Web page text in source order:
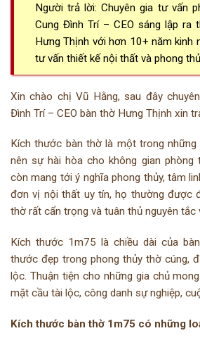
Người trả lời: Chuyên gia tư vấn
Cung Đình Trí – CEO sáng lập ra
Hưng Thịnh với hơn 10+ năm kinh
tư vấn thiết kế nội thất và phong
Xin chào chị Vũ Hằng, sau đây
Đình Trí – CEO bàn thờ Hưng Thịnh xin
Kích thước bàn thờ là một trong
nên sự hài hòa cho không gian phòng
còn mang tới ý nghĩa phong thủy, tâm
đơn vị nội thất uy tín, họ thường được
thờ rất cẩn trọng và tuân thủ nguyên tắc
Kích thước 1m75 là chiều dài của
thước đẹp trong phong thủy thờ cúng,
lộc. Thuận tiện cho những gia chủ
mặt cầu tài lộc, công danh sự nghiệp,
Kích thước bàn thờ 1m75 có những